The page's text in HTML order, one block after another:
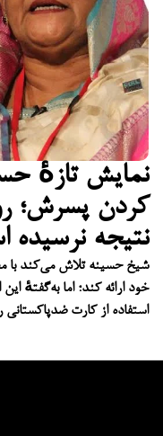
نمایش تازهٔ
کردن پسرش؛
نتیجه نرسیده
شیخ حسینه تلاش می‌کند با
خود ارائه کند؛ اما به‌گفتهٔ
استفاده از کارت ضدپاکستانی